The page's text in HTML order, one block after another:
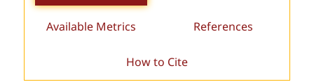
Available Metrics References
How to Cite